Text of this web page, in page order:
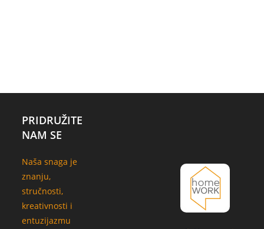
PRIDRUŽITE
NAM SE
Naša snaga je
znanju,
stručnosti,
kreativnosti i
entuzijazmu